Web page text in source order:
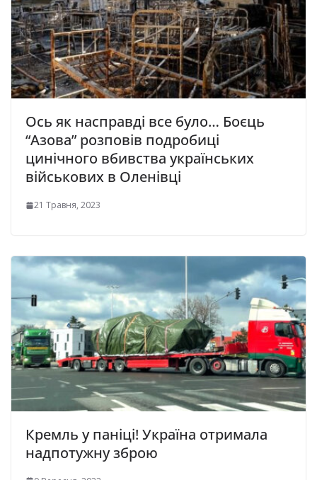
Ось як насправді все було… Боєць
“Азова” розповів подробиці
цинічного вбивства українських
військових в Оленівці
21 Травня, 2023
Кремль у паніці! Україна отримала
надпотужну зброю